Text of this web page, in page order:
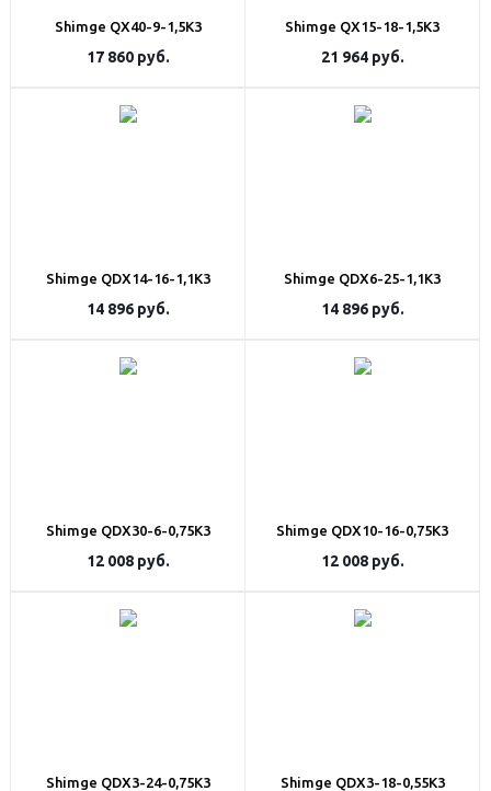
Shimge QX40-9-1,5K3
17 860руб.
Shimge QX15-18-1,5K3
21 964руб.
Shimge QDX14-16-1,1K3
14 896руб.
Shimge QDX6-25-1,1K3
14 896руб.
Shimge QDX30-6-0,75K3
12 008руб.
Shimge QDX10-16-0,75K3
12 008руб.
Shimge QDX3-24-0,75K3 Shimge QDX3-18-0,55K3